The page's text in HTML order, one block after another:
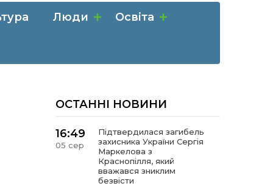
Люди Освіта
ОСТАННІ НОВИНИ
16:49
05 сер
Підтвердилася загибель
захисника України Сергія
Маркелова з
Краснопілля, який
вважався зниклим
безвісти